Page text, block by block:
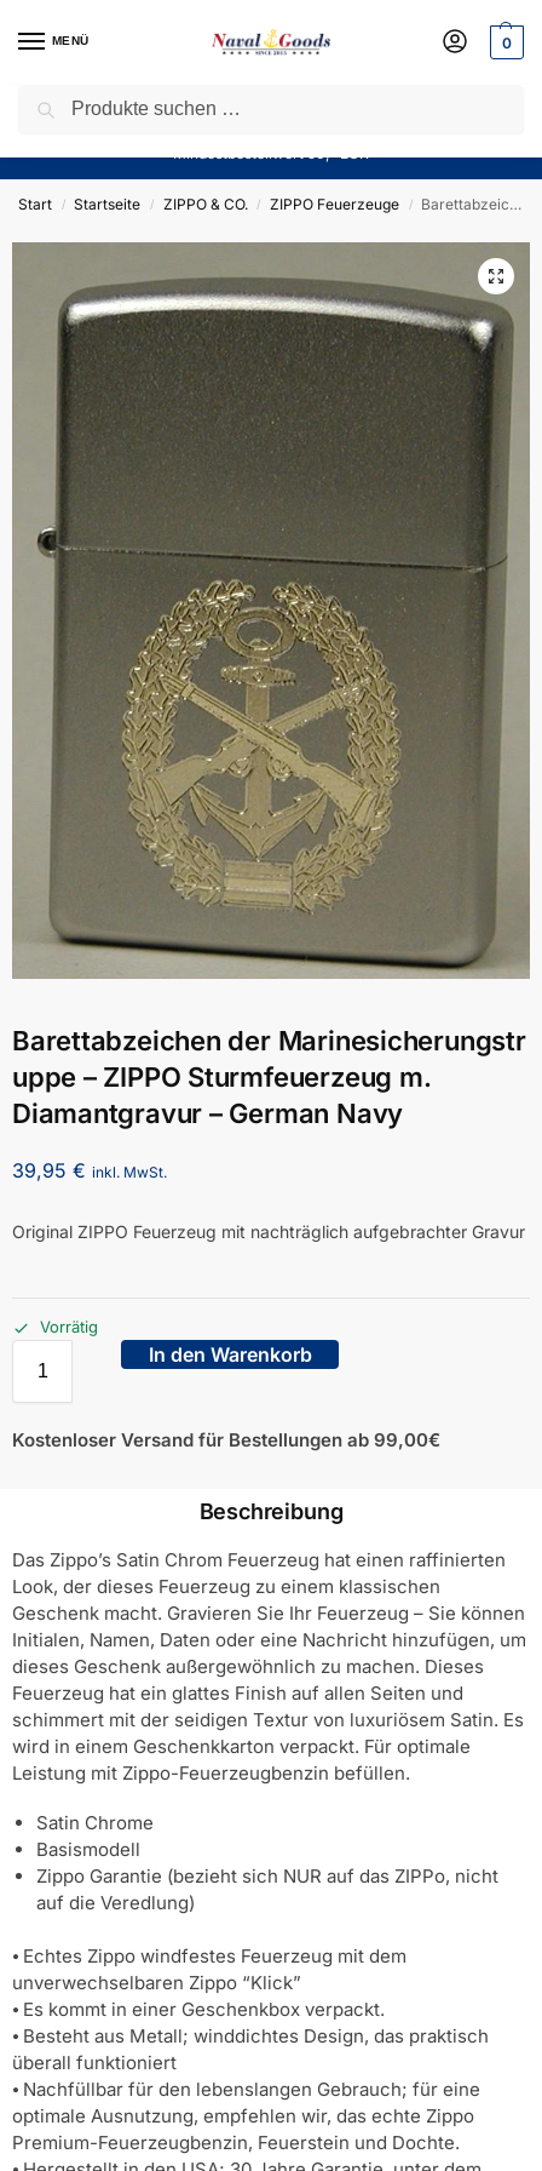
MENÜ 0
Sparen Sie jetzt bares Geld! — Mit unserem Gutschein
Mindestbestellwert 50,- EUR
Start / Startseite / ZIPPO & CO. / ZIPPO Feuerzeuge / Barettabzeichen der Marinesicherungstruppe – ZIPPO Sturmfeuerzeug m. Diamantgravur – German Navy
Barettabzeichen der Marinesicherungstr
uppe – ZIPPO Sturmfeuerzeug m.
Diamantgravur – German Navy
39,95 € inkl. MwSt.
Original ZIPPO Feuerzeug mit nachträglich aufgebrachter Gravur
Vorrätig
In den Warenkorb
Kostenloser Versand für Bestellungen ab 99,00€
Beschreibung
Das Zippo’s Satin Chrom Feuerzeug hat einen raffinierten
Look, der dieses Feuerzeug zu einem klassischen
Geschenk macht. Gravieren Sie Ihr Feuerzeug – Sie können
Initialen, Namen, Daten oder eine Nachricht hinzufügen, um
dieses Geschenk außergewöhnlich zu machen. Dieses
Feuerzeug hat ein glattes Finish auf allen Seiten und
schimmert mit der seidigen Textur von luxuriösem Satin. Es
wird in einem Geschenkkarton verpackt. Für optimale
Leistung mit Zippo-Feuerzeugbenzin befüllen.
Satin Chrome
Basismodell
Zippo Garantie (bezieht sich NUR auf das ZIPPo, nicht
auf die Veredlung)
⦁ Echtes Zippo windfestes Feuerzeug mit dem
unverwechselbaren Zippo “Klick”
⦁ Es kommt in einer Geschenkbox verpackt.
⦁ Besteht aus Metall; winddichtes Design, das praktisch
überall funktioniert
⦁ Nachfüllbar für den lebenslangen Gebrauch; für eine
optimale Ausnutzung, empfehlen wir, das echte Zippo
Premium-Feuerzeugbenzin, Feuerstein und Dochte.